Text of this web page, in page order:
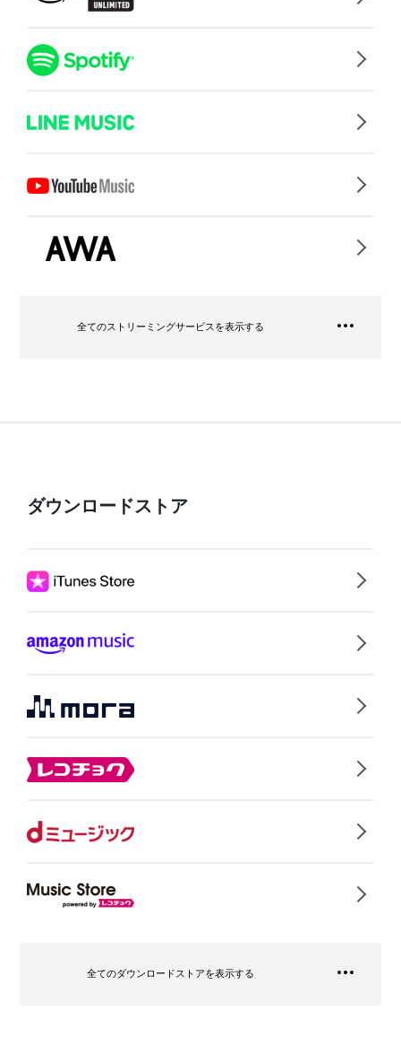
全てのストリーミングサービスを表示する
ダウンロードストア
全てのダウンロードストアを表示する